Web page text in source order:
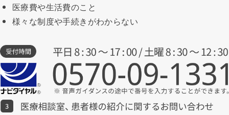
医療費や生活費のこと
様々な制度や手続きがわからない